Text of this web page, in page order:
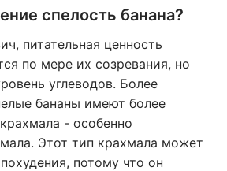
спелость банана?
питательная ценность
по мере их созревания, но
углеводов. Более
бананы имеют более
- особенно
Этот тип крахмала может
потому что он